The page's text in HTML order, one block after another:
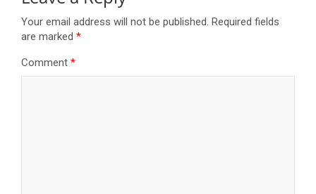
Your email address will not be published. Required fields
are marked *
Comment *